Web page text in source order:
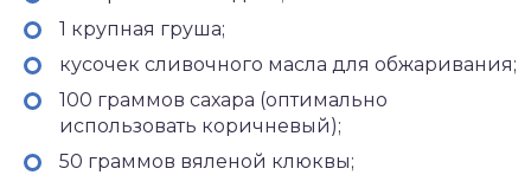
1 крупная груша;
кусочек сливочного масла для обжаривания;
100 граммов сахара (оптимально
использовать коричневый);
50 граммов вяленой клюквы;